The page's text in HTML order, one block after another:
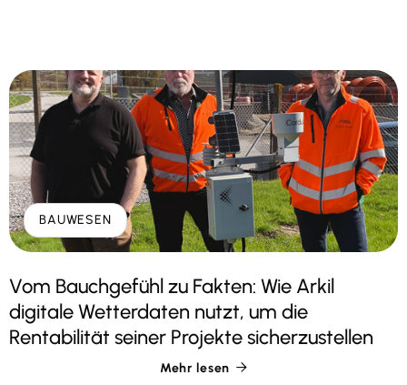
BAUWESEN
Vom Bauchgefühl zu Fakten: Wie Arkil
digitale Wetterdaten nutzt, um die
Rentabilität seiner Projekte sicherzustellen
Mehr lesen 